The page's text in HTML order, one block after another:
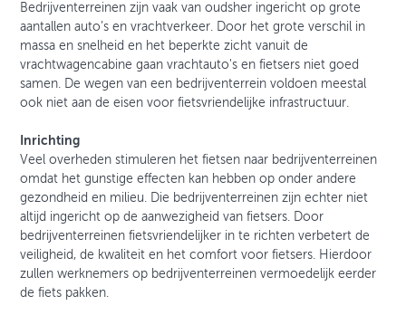
Bedrijventerreinen zijn vaak van oudsher ingericht op grote
aantallen auto’s en vrachtverkeer. Door het grote verschil in
massa en snelheid en het beperkte zicht vanuit de
vrachtwagencabine gaan vrachtauto's en fietsers niet goed
samen. De wegen van een bedrijventerrein voldoen meestal
ook niet aan de eisen voor fietsvriendelijke infrastructuur.
Inrichting
Veel overheden stimuleren het fietsen naar bedrijventerreinen
omdat het gunstige effecten kan hebben op onder andere
gezondheid en milieu. Die bedrijventerreinen zijn echter niet
altijd ingericht op de aanwezigheid van fietsers. Door
bedrijventerreinen fietsvriendelijker in te richten verbetert de
veiligheid, de kwaliteit en het comfort voor fietsers. Hierdoor
zullen werknemers op bedrijventerreinen vermoedelijk eerder
de fiets pakken.